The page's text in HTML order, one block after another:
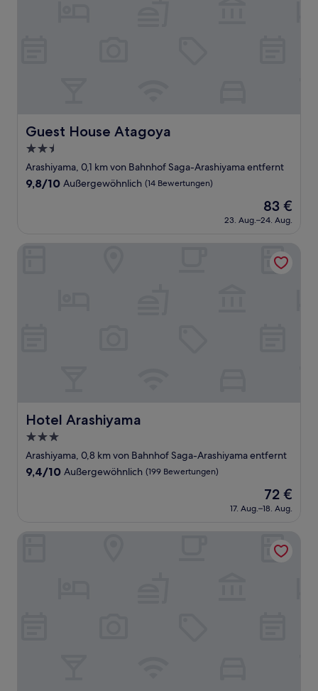
Guest House Atagoya
Guest House Atagoya
2.5-
Sterne-
Unterkunft
Arashiyama, 0,1 km von Bahnhof Saga-Arashiyama entfernt
9.8
Bewertungen)
9,8/10 Außergewöhnlich (14 Bewertungen)
Der
Preis
beträgt
83 €
23. Aug.–24. Aug.
Hotel Arashiyama
Hotel Arashiyama
3.0-
Sterne-
Unterkunft
Arashiyama, 0,8 km von Bahnhof Saga-Arashiyama entfernt
9.4
Bewertungen)
9,4/10 Außergewöhnlich (199 Bewertungen)
Der
Preis
beträgt
72 €
17. Aug.–18. Aug.